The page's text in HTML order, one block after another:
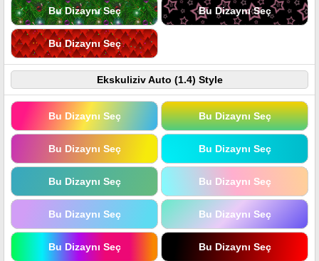
Bu Dizaynı Seç Bu Dizaynı Seç
Bu Dizaynı Seç
Ekskuliziv Auto (1.4) Style
Bu Dizaynı Seç Bu Dizaynı Seç
Bu Dizaynı Seç Bu Dizaynı Seç
Bu Dizaynı Seç Bu Dizaynı Seç
Bu Dizaynı Seç Bu Dizaynı Seç
Bu Dizaynı Seç Bu Dizaynı Seç